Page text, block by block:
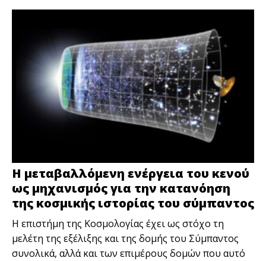
Η μεταβαλλόμενη ενέργεια του κενού
ως μηχανισμός για την κατανόηση
της κοσμικής ιστορίας του σύμπαντος
Η επιστήμη της Κοσμολογίας έχει ως στόχο τη
μελέτη της εξέλιξης και της δομής του Σύμπαντος
συνολικά, αλλά και των επιμέρους δομών που αυτό